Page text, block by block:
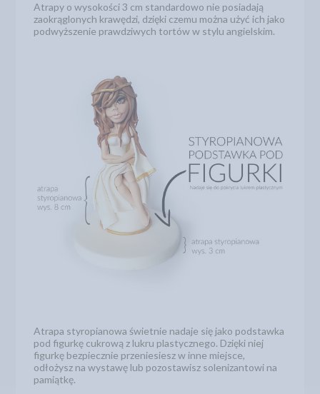
Atrapy o wysokości 3 cm standardowo nie posiadają
zaokrąglonych krawędzi, dzięki czemu można użyć ich jako
podwyższenie prawdziwych tortów w stylu angielskim.
Atrapa styropianowa świetnie nadaje się jako podstawka
pod figurkę cukrową z lukru plastycznego. Dzięki niej
figurkę bezpiecznie przeniesiesz w inne miejsce,
odłożysz na wystawę lub pozostawisz solenizantowi na
pamiątkę.